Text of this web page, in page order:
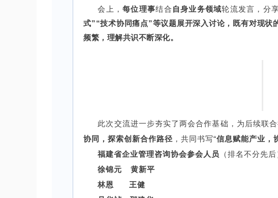
会上，每位理事结合 自身业务领域轮流发言，分
式”“技术协同痛点”等议题展开深入讨论，既有对现
频繁，理解共识不断深化。
此次交流进一步夯实了两会合作基础，为后续联
协同，探索创新合作路径 ，共同书写“信息赋能产业，
福建省企业管理咨询协会参会人员
（排名不分先后
徐锦元黄新平
林恩 王健